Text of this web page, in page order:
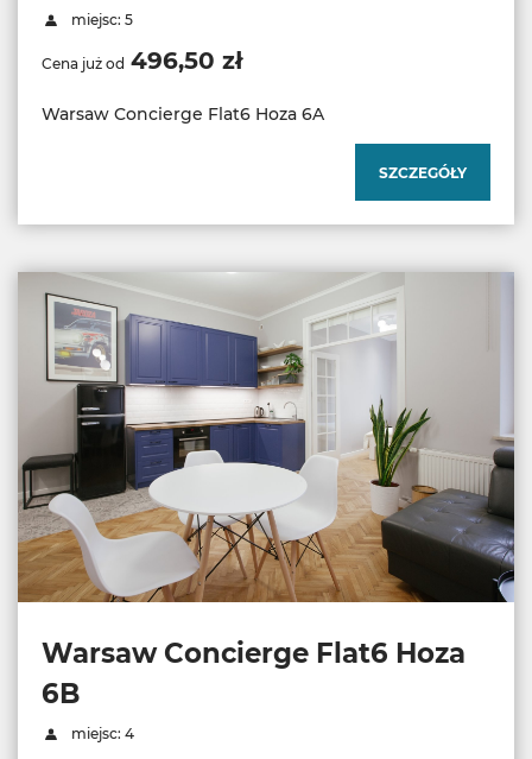
miejsc: 5
Cena już od 496,50 zł
Warsaw Concierge Flat6 Hoza 6A
SZCZEGÓŁY
Warsaw Concierge Flat6 Hoza
6B
miejsc: 4